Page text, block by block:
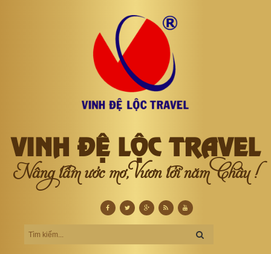
VINH ĐỆ LỘC TRAVEL
Nâng tầm ước mơ, Vươn tới năm Châu !